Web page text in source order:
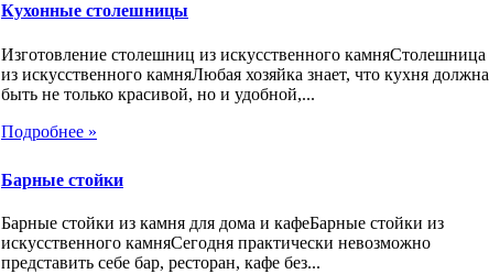
Кухонные столешницы
Изготовление столешниц из искусственного камняСтолешница
из искусственного камняЛюбая хозяйка знает, что кухня должна
быть не только красивой, но и удобной,...
Подробнее »
Барные стойки
Барные стойки из камня для дома и кафеБарные стойки из
искусственного камняСегодня практически невозможно
представить себе бар, ресторан, кафе без...